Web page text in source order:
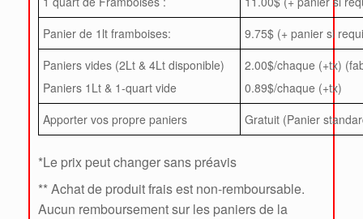
Panier de 1lt framboises:
9.75$ (+ panier si
Paniers vides (2Lt & 4Lt disponible)
Paniers 1Lt & 1-quart vide
2.00$/chaque (+tx)
0.89$/chaque (+tx)
Apporter vos propre paniers
Gratuit (Panier
*Le prix peut changer sans préavis
** Achat de produit frais est non-remboursable.
Aucun remboursement sur les paniers de la